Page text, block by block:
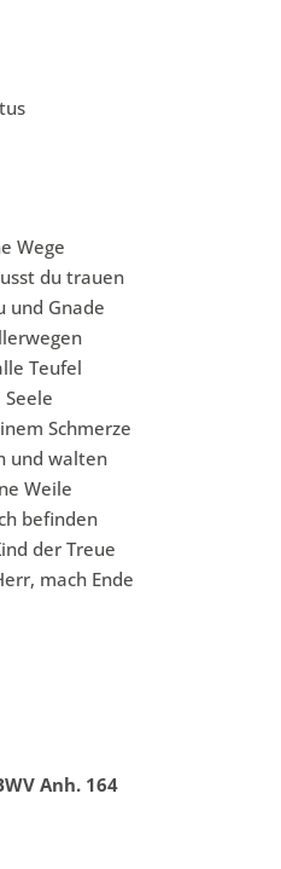
Wege
du trauen
und Gnade
Teufel
Schmerze
und walten
Weile
befinden
der Treue
mach Ende
Anh. 164